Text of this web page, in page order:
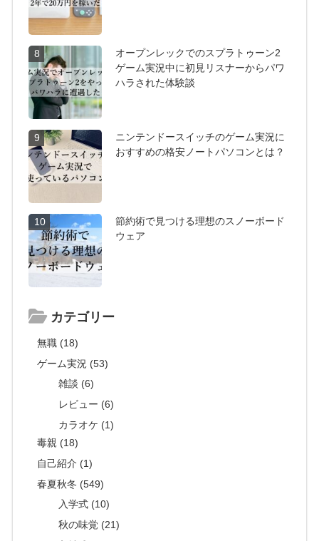
8
オープンレックでのスプラトゥーン2
ゲーム実況中に初見リスナーからパワ
ハラされた体験談
9
ニンテンドースイッチのゲーム実況に
おすすめの格安ノートパソコンとは？
10
節約術で見つける理想のスノーボード
ウェア
カテゴリー
無職 (18)
ゲーム実況 (53)
雑談 (6)
レビュー (6)
カラオケ (1)
毒親 (18)
自己紹介 (1)
春夏秋冬 (549)
入学式 (10)
秋の味覚 (21)